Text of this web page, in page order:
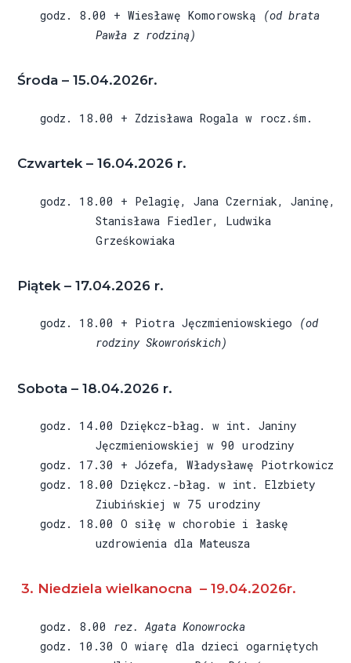
godz. 8.00 + Wiesławę Komorowską
(od brata
Pawła z rodziną)
Środa – 15.04.2026r.
godz. 18.00 + Zdzisława Rogala w rocz.śm.
Czwartek – 16.04.2026 r.
godz. 18.00 + Pelagię, Jana Czerniak, Janinę,
Stanisława Fiedler, Ludwika
Grześkowiaka
Piątek – 17.04.2026 r.
godz. 18.00 + Piotra Jęczmieniowskiego
(od
rodziny Skowrońskich)
Sobota – 18.04.2026 r.
godz. 14.00 Dziękcz-błag. w int. Janiny
Jęczmieniowskiej w 90 urodziny
godz. 17.30 + Józefa, Władysławę Piotrkowicz
godz. 18.00 Dziękcz.-błag. w int. Elzbiety
Ziubińskiej w 75 urodziny
godz. 18.00 O siłę w chorobie i łaskę
uzdrowienia dla Mateusza
3. Niedziela wielkanocna – 19.04.2026r.
godz. 8.00 rez. Agata Konowrocka
godz. 10.30 O wiarę dla dzieci ogarniętych